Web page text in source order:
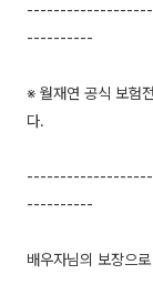
----------
※ 월재연 공식 보험
다.
----------
배우자님의 보장으